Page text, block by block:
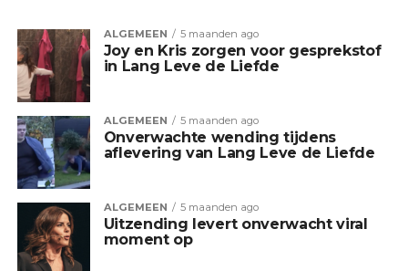
ALGEMEEN 5 maanden ago
Joy en Kris zorgen voor gesprekstof
in Lang Leve de Liefde
ALGEMEEN 5 maanden ago
Onverwachte wending tijdens
aflevering van Lang Leve de Liefde
ALGEMEEN 5 maanden ago
Uitzending levert onverwacht viral
moment op